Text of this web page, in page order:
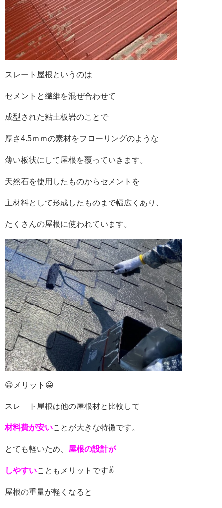
スレート屋根というのは
セメントと繊維を混ぜ合わせて
成型された粘土板岩のことで
厚さ4.5ｍｍの素材をフローリングのような
薄い板状にして屋根を覆っていきます。
天然石を使用したものからセメントを
主材料として形成したものまで幅広くあり、
たくさんの屋根に使われています。
😀メリット😀
スレート屋根は他の屋根材と比較して
材料費が安いことが大きな特徴です。
とても軽いため、 屋根の設計が
しやすいこともメリットです✌
屋根の重量が軽くなると